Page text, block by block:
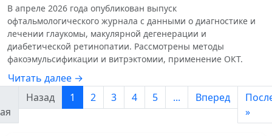
В апреле 2026 года опубликован выпуск
офтальмологического журнала с данными о диагностике и
лечении глаукомы, макулярной дегенерации и
диабетической ретинопатии. Рассмотрены методы
факоэмульсификации и витрэктомии, применение ОКТ.
Читать далее →
Назад 1 2 3 4 5 ... Вперед
»